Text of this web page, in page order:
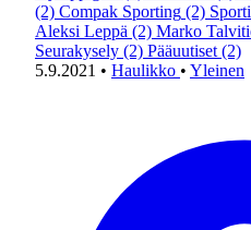
(2) Compak Sporting (2)
Aleksi Leppä (2) Marko
Seurakysely (2) Pääuutiset (2)
5.9.2021 • Haulikko • Yleinen